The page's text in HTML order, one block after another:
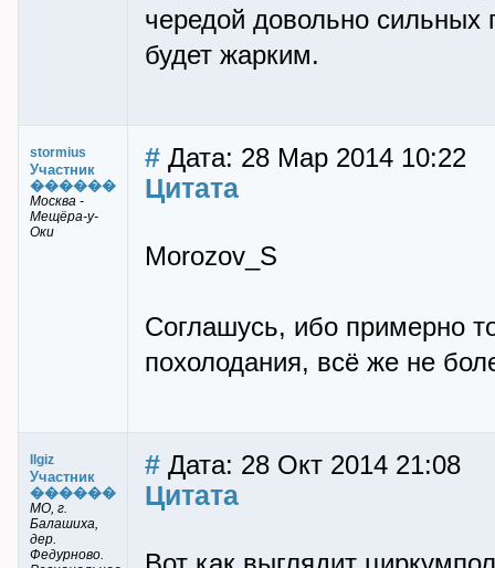
чередой довольно сильных
будет жарким.
stormius
Участник
������
Москва -
Мещёра-у-
Оки
# Дата: 28 Мар 2014 10:22
Цитата
Morozov_S
Соглашусь, ибо примерно
похолодания, всё же не
Ilgiz
Участник
������
МО, г.
Балашиха,
дер.
Федурново.
# Дата: 28 Окт 2014 21:08
Цитата